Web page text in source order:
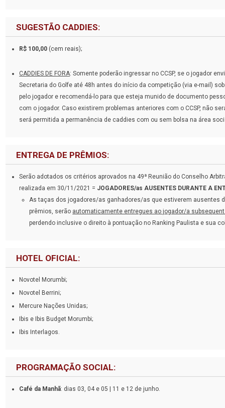
SUGESTÃO CADDIES:
R$ 100,00 (cem reais);
CADDIES DE FORA: Somente poderão ingressar no CCSP, se o jogador
Secretaria do Golfe até 48h antes do início da competição (via e-mail)
pelo jogador e recomendá-lo para que esteja munido de documento
com o jogador. Caso existirem problemas anteriores com o CCSP, não
será permitida a permanência de caddies com ou sem bolsa na área
ENTREGA DE PRÊMIOS:
Serão adotados os critérios aprovados na 49ª Reunião do Conselho
realizada em 30/11/2021 = JOGADORES/as AUSENTES DURANTE A
As taças dos jogadores/as ganhadores/as que estiverem ausentes
prêmios, serão automaticamente entregues ao jogador/a
perdendo inclusive o direito à pontuação no Ranking Paulista e sua
HOTEL OFICIAL:
Novotel Morumbi;
Novotel Berrini;
Mercure Nações Unidas;
Ibis e Ibis Budget Morumbi;
Ibis Interlagos.
PROGRAMAÇÃO SOCIAL:
Café da Manhã: dias 03, 04 e 05 | 11 e 12 de junho.